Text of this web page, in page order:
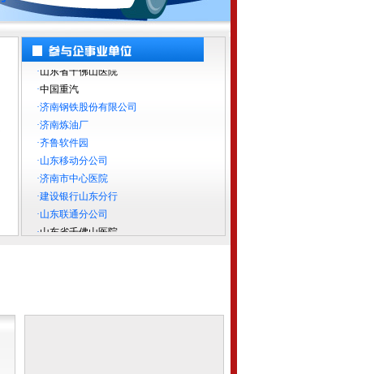
济南市中心医院
·建设银行山东分行
·山东联通分公司
·山东省千佛山医院